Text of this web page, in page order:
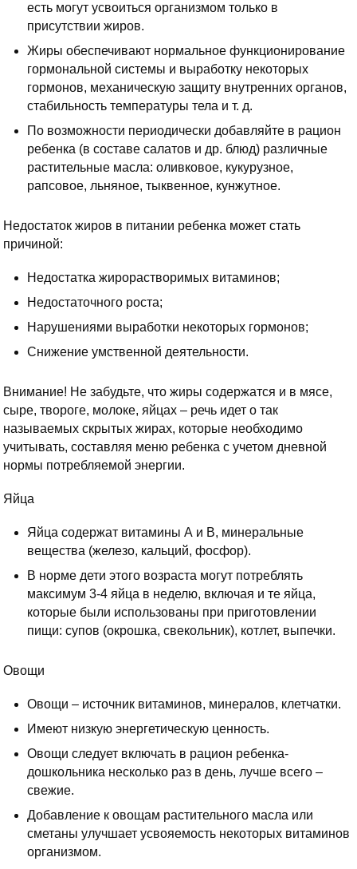
есть могут усвоиться организмом только в
присутствии жиров.
Жиры обеспечивают нормальное функционирование
гормональной системы и выработку некоторых
гормонов, механическую защиту внутренних органов,
стабильность температуры тела и т. д.
По возможности периодически добавляйте в рацион
ребенка (в составе салатов и др. блюд) различные
растительные масла: оливковое, кукурузное,
рапсовое, льняное, тыквенное, кунжутное.
Недостаток жиров в питании ребенка может стать
причиной:
Недостатка жирорастворимых витаминов;
Недостаточного роста;
Нарушениями выработки некоторых гормонов;
Снижение умственной деятельности.
Внимание! Не забудьте, что жиры содержатся и в мясе,
сыре, твороге, молоке, яйцах – речь идет о так
называемых скрытых жирах, которые необходимо
учитывать, составляя меню ребенка с учетом дневной
нормы потребляемой энергии.
Яйца
Яйца содержат витамины А и В, минеральные
вещества (железо, кальций, фосфор).
В норме дети этого возраста могут потреблять
максимум 3-4 яйца в неделю, включая и те яйца,
которые были использованы при приготовлении
пищи: супов (окрошка, свекольник), котлет, выпечки.
Овощи
Овощи – источник витаминов, минералов, клетчатки.
Имеют низкую энергетическую ценность.
Овощи следует включать в рацион ребенка-
дошкольника несколько раз в день, лучше всего –
свежие.
Добавление к овощам растительного масла или
сметаны улучшает усвояемость некоторых витаминов
организмом.